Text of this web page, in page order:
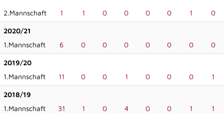
2.Mannschaft 1 1 0 0 0 0 1 0
2020/21
1.Mannschaft
6 0 0 0 0 0 0 0
2019/20
1.Mannschaft
11 0 0 1 0 0 0 1
2018/19
1.Mannschaft
31 1 0 4 0 0 1 1